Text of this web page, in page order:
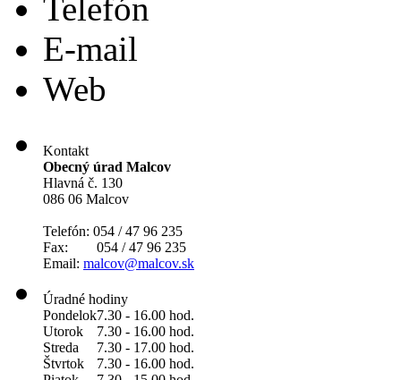
Telefón
E-mail
Web
Kontakt
Obecný úrad Malcov
Hlavná č. 130
086 06 Malcov
Telefón: 054 / 47 96 235
Fax: 054 / 47 96 235
Email: malcov@malcov.sk
Úradné hodiny
Pondelok7.30 - 16.00 hod.
Utorok
7.30 - 16.00 hod.
Streda
7.30 - 17.00 hod.
Štvrtok
7.30 - 16.00 hod.